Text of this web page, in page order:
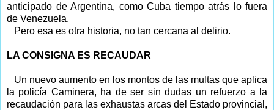
anticipado de Argentina, como Cuba tiempo atrás lo fuera
de Venezuela.
Pero esa es otra historia, no tan cercana al delirio.
LA CONSIGNA ES RECAUDAR
Un nuevo aumento en los montos de las multas que aplica
la policía Caminera, ha de ser sin dudas un refuerzo a la
recaudación para las exhaustas arcas del Estado provincial,